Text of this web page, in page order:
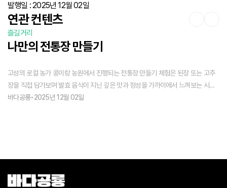
발행일 :2025년 12월 02일
연관 컨텐츠
즐길거리
나만의 전통장 만들기
고성의 로컬 농가 콩이랑 농원에서 진행되는 전통장 만들기 체험은 된장 또는 고추
장을 직접 담가보며 발효 음식이 지닌 깊은 맛과 정성을 가까이에서 느껴보는 시간
이에요.
바다공룡•2025년 12월 02일